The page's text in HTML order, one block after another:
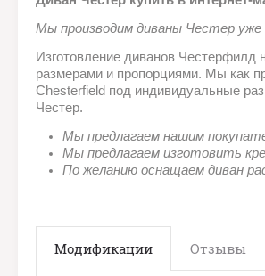
Мы производим диваны Честер уже
Изготовление диванов Честерфилд
размерами и пропорциями. Мы как
Chesterfield под индивидуальные
Честер.
Мы предлагаем нашим
Мы предлагаем изготовить
По желанию оснащаем диван
Модификации Отзывы